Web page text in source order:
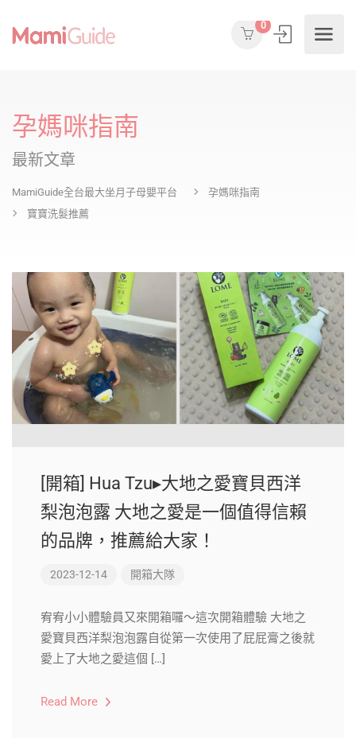
0
孕媽咪指南
最新文章
MamiGuide全台最大坐月子母嬰平台
孕媽咪指南
寶寶洗髮推薦
[開箱] Hua Tzu▸大地之愛寶貝西洋
梨泡泡露 大地之愛是一個值得信賴
的品牌，推薦給大家！
2023-12-14 開箱大隊
宥宥小小體驗員又來開箱囉～這次開箱體驗 大地之
愛寶貝西洋梨泡泡露自從第一次使用了屁屁膏之後就
愛上了大地之愛這個 […]
Read More